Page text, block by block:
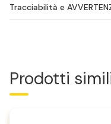
Tracciabilità e
Prodotti